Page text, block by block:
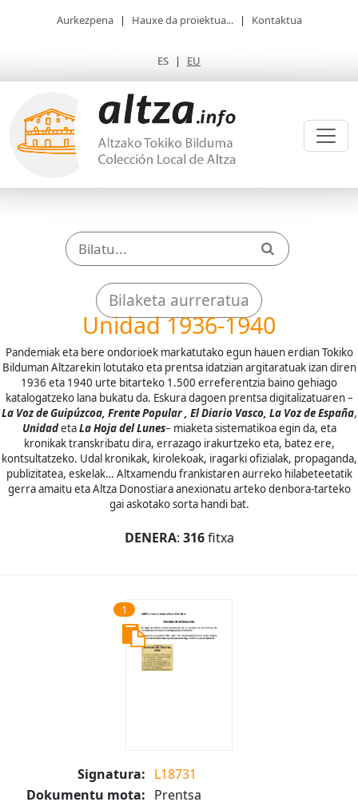
Aurkezpena | Hauxe da proiektua... | Kontaktua
ES | EU
Bilaketa aurreratua
Unidad 1936-1940
Pandemiak eta bere ondorioek markatutako egun hauen erdian Tokiko
Bilduman Altzarekin lotutako eta prentsa idatzian argitaratuak izan diren
1936 eta 1940 urte bitarteko 1.500 erreferentzia baino gehiago
katalogatzeko lana bukatu da. Eskura dagoen prentsa digitalizatuaren –
La Voz de Guipúzcoa, Frente Popular , El Diario Vasco, La Voz de España,
UnidadetaLa Hoja del Lunes– miaketa sistematikoa egin da, eta
kronikak transkribatu dira, errazago irakurtzeko eta, batez ere,
kontsultatzeko. Udal kronikak, kirolekoak, iragarki ofizialak, propaganda,
publizitatea, eskelak… Altxamendu frankistaren aurreko hilabeteetatik
gerra amaitu eta Altza Donostiara anexionatu arteko denbora-tarteko
gai askotako sorta handi bat.
DENERA: 316fitxa
1
Signatura: L18731
Dokumentu mota: Prentsa